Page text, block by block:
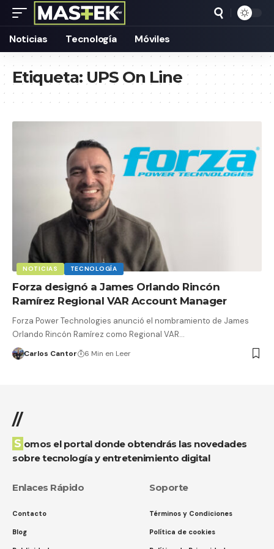
Noticias Tecnología Móviles
Etiqueta:UPS On Line
NOTICIAS TECNOLOGÍA
Forza designó a James Orlando Rincón
Ramírez Regional VAR Account Manager
Forza Power Technologies anunció el nombramiento de James
Orlando Rincón Ramírez como Regional VAR…
Carlos Cantor 6 Min en Leer
//
Somos el portal donde obtendrás las novedades
sobre tecnología y entretenimiento digital
Enlaces Rápido
Contacto
Blog
Soporte
Términos y Condiciones
Política de cookies